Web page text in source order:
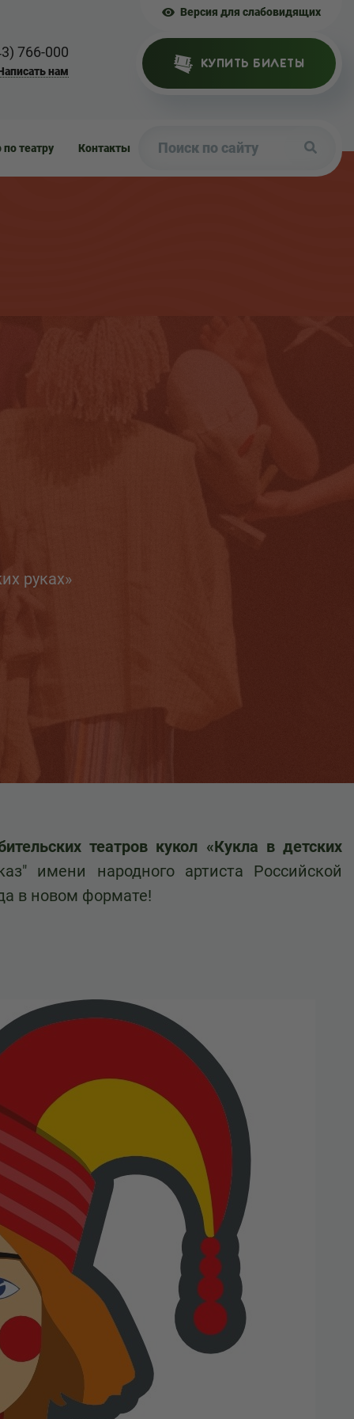
Версия для слабовидящих
766-000
нам
КУПИТЬ БИЛЕТЫ
по театру Контакты
руках»
театров кукол «Кукла в детских
имени народного артиста Российской
в новом формате!